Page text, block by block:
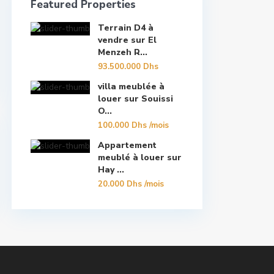
Featured Properties
Terrain D4 à
vendre sur El
Menzeh R...
93.500.000 Dhs
villa meublée à
louer sur Souissi
O...
100.000 Dhs/mois
Appartement
meublé à louer sur
Hay ...
20.000 Dhs/mois